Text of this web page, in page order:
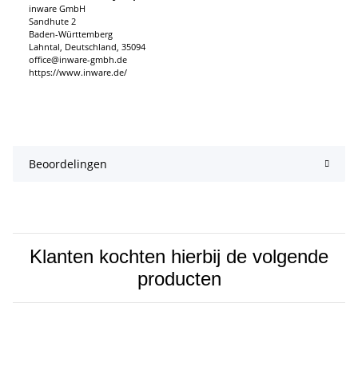
inware GmbH
Sandhute 2
Baden-Württemberg
Lahntal, Deutschland, 35094
office@inware-gmbh.de
https://www.inware.de/
Beoordelingen
Klanten kochten hierbij de volgende
producten